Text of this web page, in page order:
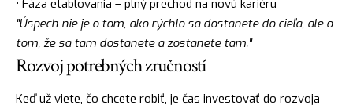
• Fáza etablovania – plný prechod na novú kariéru
"Úspech nie je o tom, ako rýchlo sa dostanete do cieľa, ale o
tom, že sa tam dostanete a zostanete tam."
Rozvoj potrebných zručností
Keď už viete, čo chcete robiť, je čas investovať do rozvoja